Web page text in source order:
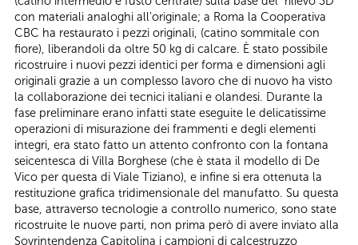
con materiali analoghi all’originale; a Roma la Cooperativa
CBC ha restaurato i pezzi originali, (catino sommitale con
fiore), liberandoli da oltre 50 kg di calcare. È stato possibile
ricostruire i nuovi pezzi identici per forma e dimensioni agli
originali grazie a un complesso lavoro che di nuovo ha visto
la collaborazione dei tecnici italiani e olandesi. Durante la
fase preliminare erano infatti state eseguite le delicatissime
operazioni di misurazione dei frammenti e degli elementi
integri, era stato fatto un attento confronto con la fontana
seicentesca di Villa Borghese (che è stata il modello di De
Vico per questa di Viale Tiziano), e infine si era ottenuta la
restituzione grafica tridimensionale del manufatto. Su questa
base, attraverso tecnologie a controllo numerico, sono state
ricostruite le nuove parti, non prima però di avere inviato alla
Sovrintendenza Capitolina i campioni di calcestruzzo